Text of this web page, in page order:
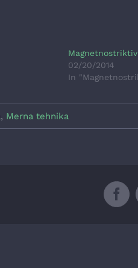
02/20/2014
In
, Merna tehnika